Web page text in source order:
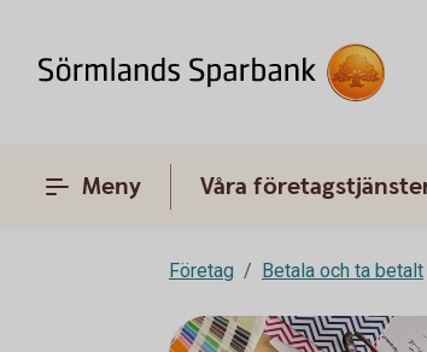
Meny Våra
Företag Betala och ta betalt